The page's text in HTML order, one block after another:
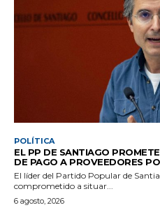
POLÍTICA
EL PP DE SANTIAGO
DE PAGO A PROVEEDORES
El líder del Partido Popular de
comprometido a situar...
6 agosto, 2026